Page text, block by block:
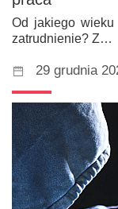
Od jakiego
zatrudnienie? Z…
29 grudnia